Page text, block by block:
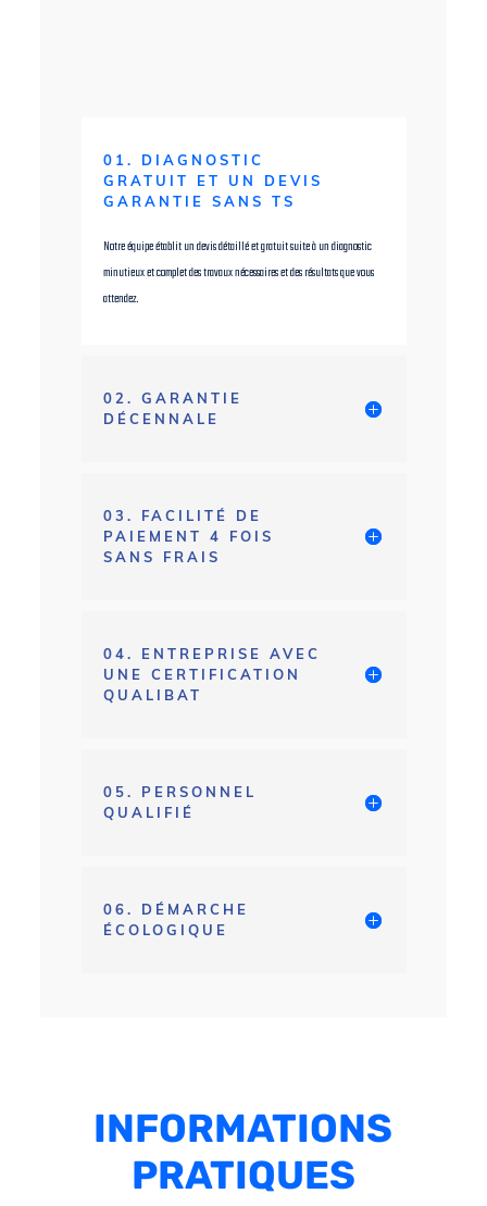
01. DIAGNOSTIC
GRATUIT ET UN DEVIS
GARANTIE SANS TS
Notre équipe établit un devis détaillé et gratuit suite à un diagnostic
minutieux et complet des travaux nécessaires et des résultats que vous
attendez.
02. GARANTIE
DÉCENNALE
03. FACILITÉ DE
PAIEMENT 4 FOIS
SANS FRAIS
04. ENTREPRISE AVEC
UNE CERTIFICATION
QUALIBAT
05. PERSONNEL
QUALIFIÉ
06. DÉMARCHE
ÉCOLOGIQUE
INFORMATIONS
PRATIQUES